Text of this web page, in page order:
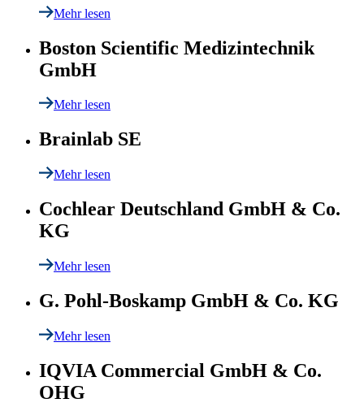
Mehr lesen
Boston Scientific Medizintechnik
GmbH
Mehr lesen
Brainlab SE
Mehr lesen
Cochlear Deutschland GmbH & Co.
KG
Mehr lesen
G. Pohl-Boskamp GmbH & Co. KG
Mehr lesen
IQVIA Commercial GmbH & Co.
OHG